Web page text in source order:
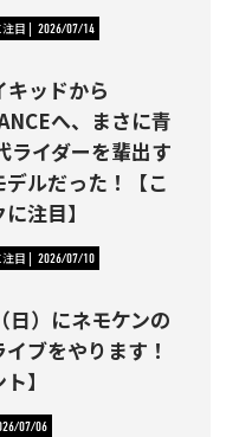
目 2026/07/14
キッドから
へ、まさに青
ライダーを輩出す
デルだった！【こ
注目】
目 2026/07/10
日）にネモケンの
イブをやります！
】
07/06